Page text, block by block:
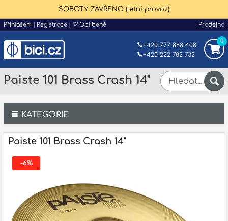
SOBOTY ZAVŘENO (letní provoz)
Přihlášení | Registrace | Oblíbené Prodejna
0
+420 777 888 408
+420 222 782 732
Paiste 101 Brass Crash 14"
KATEGORIE
Bicí
Klávesy
Kytary a strunné nástroje
Dechy
Paiste 101 Brass Crash 14"
-6%